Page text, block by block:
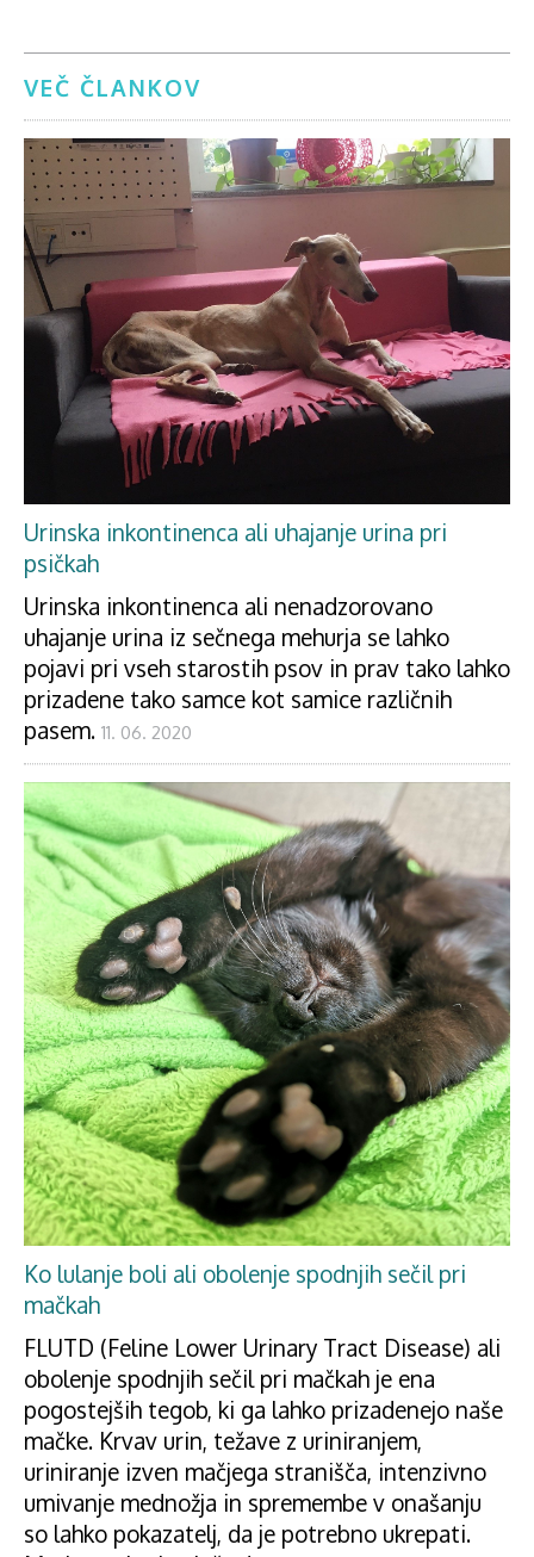
VEČ ČLANKOV
Urinska inkontinenca ali uhajanje urina pri
psičkah
Urinska inkontinenca ali nenadzorovano
uhajanje urina iz sečnega mehurja se lahko
pojavi pri vseh starostih psov in prav tako lahko
prizadene tako samce kot samice različnih
pasem. 11. 06. 2020
Ko lulanje boli ali obolenje spodnjih sečil pri
mačkah
FLUTD (Feline Lower Urinary Tract Disease) ali
obolenje spodnjih sečil pri mačkah je ena
pogostejših tegob, ki ga lahko prizadenejo naše
mačke. Krvav urin, težave z uriniranjem,
uriniranje izven mačjega stranišča, intenzivno
umivanje mednožja in spremembe v onašanju
so lahko pokazatelj, da je potrebno ukrepati.